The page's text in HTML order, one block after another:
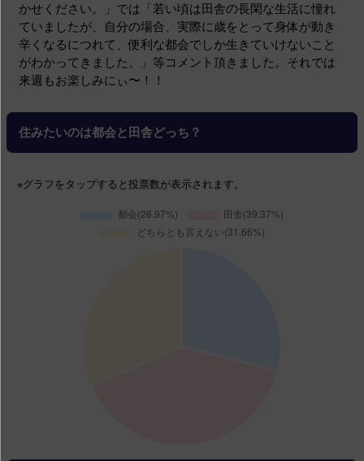
かせください。」では「若い頃は田舎の長閑な生活に憧れ
ていましたが、自分の場合、実際に歳をとって身体が動き
辛くなるにつれて、便利な都会でしか生きていけないこと
がわかってきました。」等コメント頂きました。それでは
来週もお楽しみにぃ〜！！
住みたいのは都会と田舎どっち？
※グラフ をタップする と投票数が表示されます。